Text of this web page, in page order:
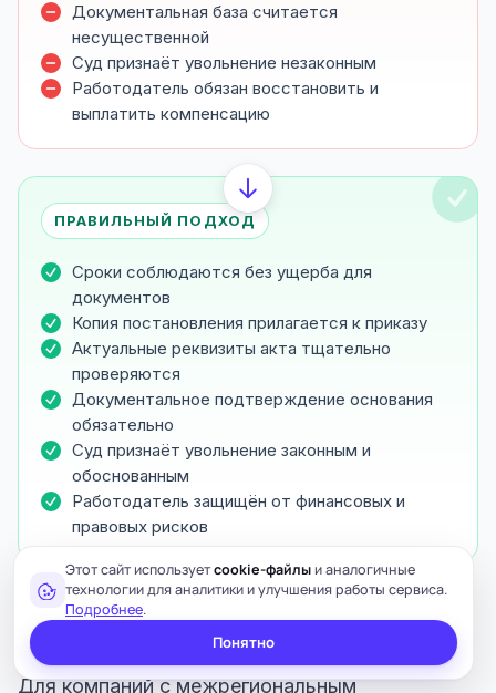
Документальная база считается
несущественной
Суд признаёт увольнение незаконным
Работодатель обязан восстановить и
выплатить компенсацию
ПРАВИЛЬНЫЙ ПОДХОД
Сроки соблюдаются без ущерба для
документов
Копия постановления прилагается к приказу
Актуальные реквизиты акта тщательно
проверяются
Документальное подтверждение основания
обязательно
Суд признаёт увольнение законным и
обоснованным
Работодатель защищён от финансовых и
правовых рисков
Рекомендации для HR-служб и юристов: как
выстроить систему управления рисками
Для компаний с межрегиональным
Этот сайт используетcookie-файлы и аналогичные
технологии для аналитики и улучшения работы сервиса.
Подробнее.
Понятно